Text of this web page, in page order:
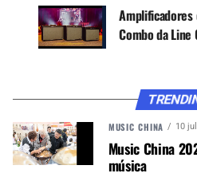
desativar efeitos.Amplificadores
Combo da Line
MUSIC CHINA 10
Music China
música